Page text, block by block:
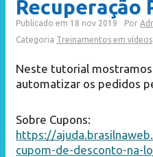
Recuperação
Publicado em 18 nov 2019 Por
Categoria Treinamentos em vídeos
Neste tutorial mostramos
automatizar os pedidos
Sobre Cupons:
https://
cupom-de-desconto-na-